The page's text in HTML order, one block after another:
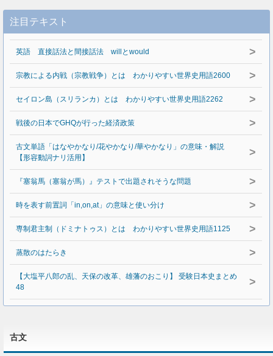
注目テキスト
英語 直接話法と間接話法 willとwould >
宗教による内戦（宗教戦争）とは わかりやすい世界史用語2600 >
セイロン島（スリランカ）とは わかりやすい世界史用語2262 >
戦後の日本でGHQが行った経済政策 >
古文単語「はなやかなり/花やかなり/華やかなり」の意味・解説
【形容動詞ナリ活用】
>
『塞翁馬（塞翁が馬）』テストで出題されそうな問題 >
時を表す前置詞「in,on,at」の意味と使い分け >
専制君主制（ドミナトゥス）とは わかりやすい世界史用語1125 >
蒸散のはたらき >
【大塩平八郎の乱、天保の改革、雄藩のおこり】 受験日本史まとめ
48
>
古文